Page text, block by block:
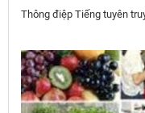
Thông điệp Tiếng tuyên